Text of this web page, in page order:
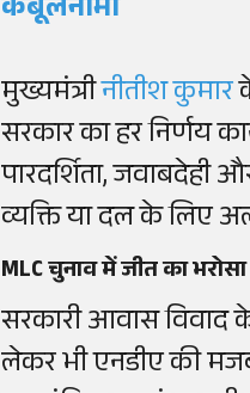
कबूलनामा
मुख्यमंत्रीनीतीश कुमार
सरकार का हर निर्णय
पारदर्शिता, जवाबदेही
व्यक्ति या दल के लिए
MLC चुनाव में जीत का भरोसा
सरकारी आवास विवाद
लेकर भी एनडीए की